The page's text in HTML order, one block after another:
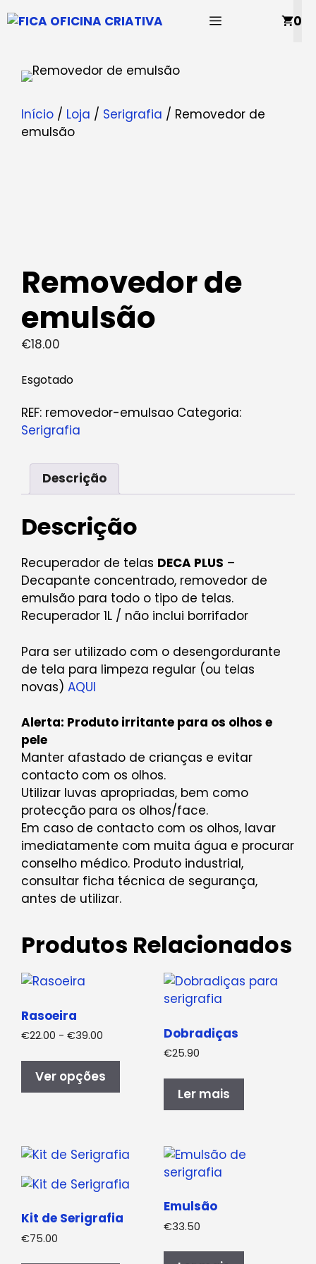
para
MENU 0
Início / Loja / Serigrafia / Removedor de
emulsão
Removedor de
emulsão
€18.00
Esgotado
REF: removedor-emulsao Categoria:
Serigrafia
Descrição
Descrição
Recuperador de telas DECA PLUS –
Decapante concentrado, removedor de
emulsão para todo o tipo de telas.
Recuperador 1L / não inclui borrifador
Para ser utilizado com o desengordurante
de tela para limpeza regular (ou telas
novas) AQUI
Alerta: Produto irritante para os olhos e
pele
Manter afastado de crianças e evitar
contacto com os olhos.
Utilizar luvas apropriadas, bem como
protecção para os olhos/face.
Em caso de contacto com os olhos, lavar
imediatamente com muita água e procurar
conselho médico. Produto industrial,
consultar ficha técnica de segurança,
antes de utilizar.
Produtos Relacionados
Rasoeira
€22.00 - €39.00
preços:
€22.00
a
Ver opções
tem
opções
podem
seleccionadas
Dobradiças
€25.90
Ler mais
Kit de Serigrafia
€75.00
Este
Emulsão
€33.50